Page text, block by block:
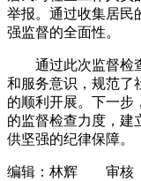
举报。通过收集居民
强监督的全面性。
通过此次监督检
和服务意识，规范了
的顺利开展。下一步
的监督检查力度，建
供坚强的纪律保障。
编辑：林辉 审核